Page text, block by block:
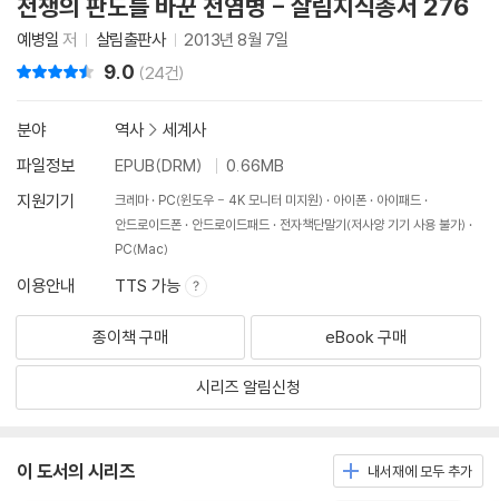
전쟁의 판도를 바꾼 전염병 - 살림지식총서 276
예병일 저 살림출판사 2013년 8월 7일
9.0 (24건)
분야 역사> 세계사
파일정보
EPUB(DRM)
0.66MB
지원기기
크레마 PC(윈도우 - 4K 모니터 미지원) 아이폰
아이패드
안드로이드폰
안드로이드패드
전자책단말기(저사양 기기 사용 불가)
PC(Mac)
이용안내 TTS 가능
종이책 구매 eBook 구매
시리즈 알림신청
이 도서의 시리즈 내서재에 모두 추가